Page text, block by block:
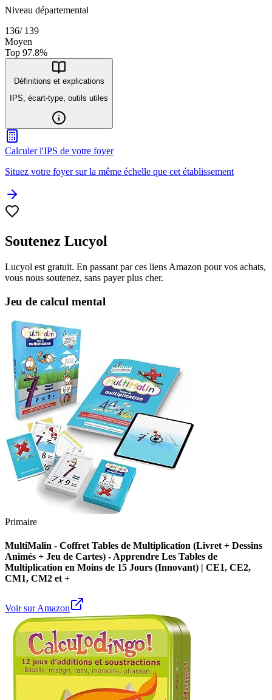
Niveau départemental
136/ 139
Moyen
Top 97.8%
Définitions et explications
IPS, écart-type, outils utiles
Calculer l'IPS de votre foyer
Situez votre foyer sur la même échelle que cet établissement
Soutenez Lucyol
Lucyol est gratuit. En passant par ces liens Amazon pour vos achats,
vous nous soutenez, sans payer plus cher.
Jeu de calcul mental
Primaire
MultiMalin - Coffret Tables de Multiplication (Livret + Dessins
Animés + Jeu de Cartes) - Apprendre Les Tables de
Multiplication en Moins de 15 Jours (Innovant) | CE1, CE2,
CM1, CM2 et +
Voir sur Amazon